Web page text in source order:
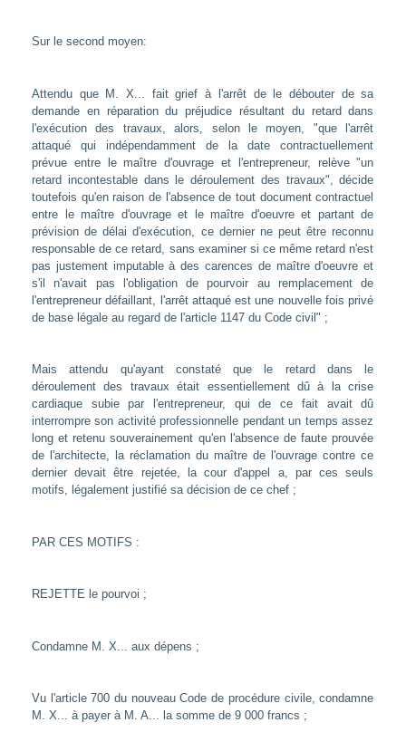
Sur le second moyen:
Attendu que M. X... fait grief à l'arrêt de le débouter de sa
demande en réparation du préjudice résultant du retard dans
l'exécution des travaux, alors, selon le moyen, "que l'arrêt
attaqué qui indépendamment de la date contractuellement
prévue entre le maître d'ouvrage et l'entrepreneur, relève "un
retard incontestable dans le déroulement des travaux", décide
toutefois qu'en raison de l'absence de tout document contractuel
entre le maître d'ouvrage et le maître d'oeuvre et partant de
prévision de délai d'exécution, ce dernier ne peut être reconnu
responsable de ce retard, sans examiner si ce même retard n'est
pas justement imputable à des carences de maître d'oeuvre et
s'il n'avait pas l'obligation de pourvoir au remplacement de
l'entrepreneur défaillant, l'arrêt attaqué est une nouvelle fois privé
de base légale au regard de l'article 1147 du Code civil" ;
Mais attendu qu'ayant constaté que le retard dans le
déroulement des travaux était essentiellement dû à la crise
cardiaque subie par l'entrepreneur, qui de ce fait avait dû
interrompre son activité professionnelle pendant un temps assez
long et retenu souverainement qu'en l'absence de faute prouvée
de l'architecte, la réclamation du maître de l'ouvrage contre ce
dernier devait être rejetée, la cour d'appel a, par ces seuls
motifs, légalement justifié sa décision de ce chef ;
PAR CES MOTIFS :
REJETTE le pourvoi ;
Condamne M. X... aux dépens ;
Vu l'article 700 du nouveau Code de procédure civile, condamne
M. X... à payer à M. A... la somme de 9 000 francs ;